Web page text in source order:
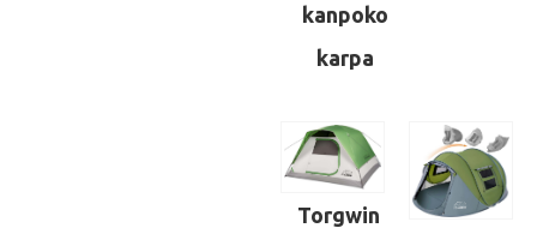
kanpoko
karpa
Torgwin